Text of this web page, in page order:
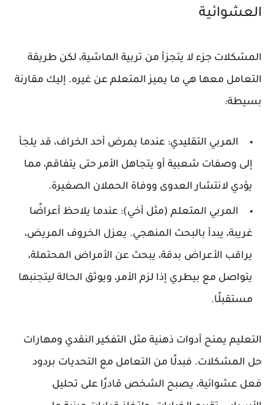
العشوائية
المشكلات جزء لا يتجزأ من تربية الماشية، لكن طريقة
التعامل معها هي ما يميز المتعلم عن غيره. إليك مقارنة
بسيطة:
المربي التقليدي: عندما يمرض أحد الخراف، قد يلجأ
إلى وصفات شعبية أو يتجاهل الأمر حتى يتفاقم، مما
يؤدي لانتشار العدوى ووفاة الحملان الصغيرة.
المربي المتعلم (مثل أخي): عندما يلاحظ أعراضًا
غريبة، يبدأ بالبحث المنهجي. يعزل الخروف المريض،
يراقب الأعراض بدقة، يبحث عن الأمراض المحتملة،
يتواصل مع بيطري إذا لزم الأمر، ويوثق الحالة ليتجنبها
مستقبلًا.
التعليم يمنح أدوات ذهنية مثل التفكير النقدي ومهارات
حل المشكلات. فبدلًا من التعامل مع التحديات بردود
فعل عشوائية، يصبح الشخص قادرًا على تحليل